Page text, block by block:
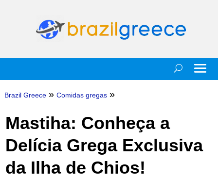
Brazil Greece » Comidas gregas »
Mastiha: Conheça a
Delícia Grega Exclusiva
da Ilha de Chios!